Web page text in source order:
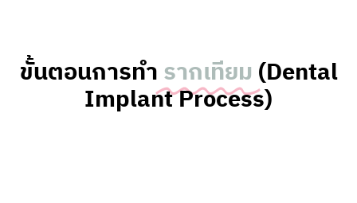
ขั้นตอนการทำรากเทียม (Dental
Implant Process)